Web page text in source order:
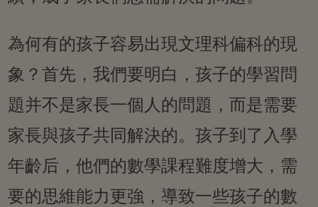
為何有的孩子容易出現文理科偏科的現
象？首先，我們要明白，孩子的學習問
題并不是家長一個人的問題，而是需要
家長與孩子共同解決的。孩子到了入學
年齡后，他們的數學課程難度增大，需
要的思維能力更強，導致一些孩子的數